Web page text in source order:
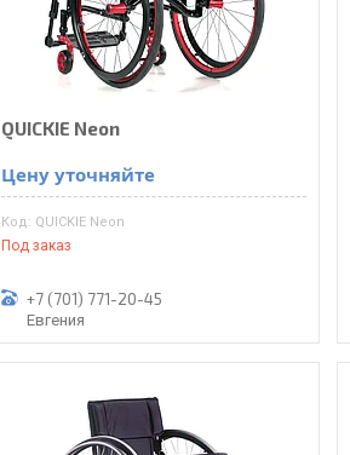
QUICKIE Neon
Цену уточняйте
QUICKIE Neon
Под заказ
+7 (701) 771-20-45
Евгения